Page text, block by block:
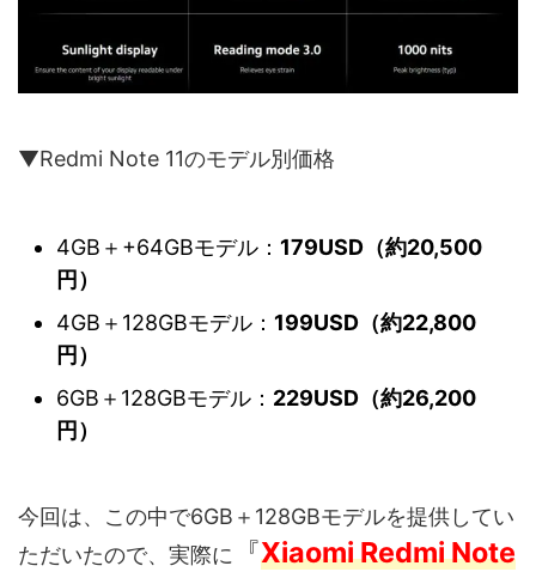
▼Redmi Note 11のモデル別価格
4GB＋+64GBモデル： 179USD（約20,500
円）
4GB＋128GBモデル： 199USD（約22,800
円）
6GB＋128GBモデル： 229USD（約26,200
円）
今回は、この中で6GB＋128GBモデルを提供してい
ただいたので、実際に
『Xiaomi Redmi Note